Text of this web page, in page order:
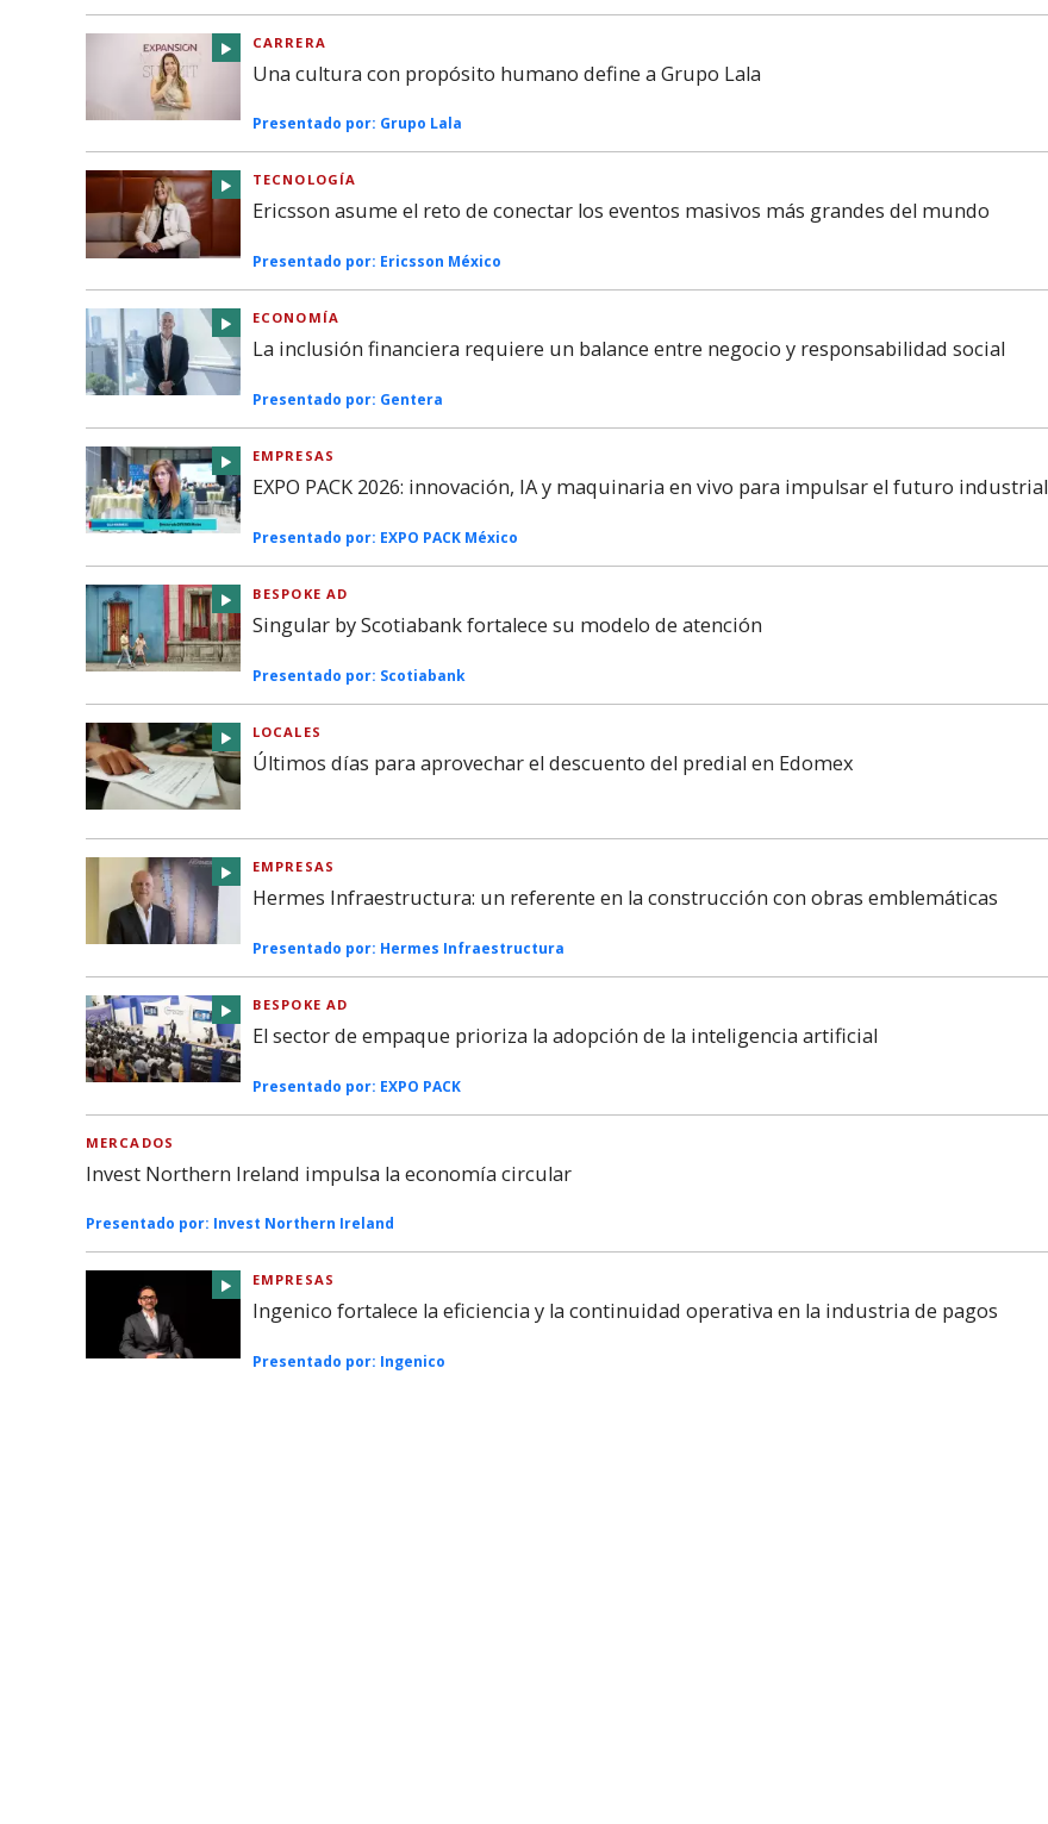
CARRERA
Una cultura con propósito humano define a Grupo Lala
Presentado por: Grupo Lala
TECNOLOGÍA
Ericsson asume el reto de conectar los eventos masivos más grandes del mundo
Presentado por: Ericsson México
ECONOMÍA
La inclusión financiera requiere un balance entre negocio y responsabilidad social
Presentado por: Gentera
EMPRESAS
EXPO PACK 2026: innovación, IA y maquinaria en vivo para impulsar el futuro industrial
Presentado por: EXPO PACK México
BESPOKE AD
Singular by Scotiabank fortalece su modelo de atención
Presentado por: Scotiabank
LOCALES
Últimos días para aprovechar el descuento del predial en Edomex
EMPRESAS
Hermes Infraestructura: un referente en la construcción con obras emblemáticas
Presentado por: Hermes Infraestructura
BESPOKE AD
El sector de empaque prioriza la adopción de la inteligencia artificial
Presentado por: EXPO PACK
MERCADOS
Invest Northern Ireland impulsa la economía circular
Presentado por: Invest Northern Ireland
EMPRESAS
Ingenico fortalece la eficiencia y la continuidad operativa en la industria de pagos
Presentado por: Ingenico